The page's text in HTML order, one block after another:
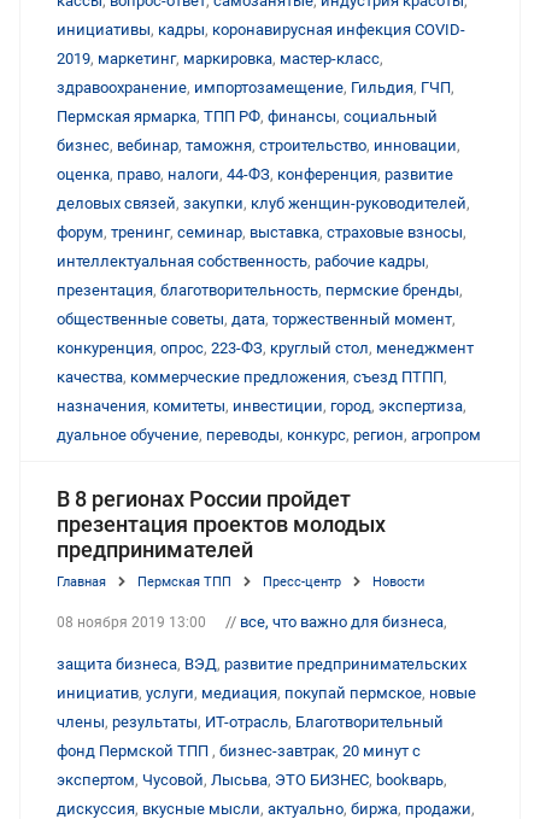
инициативы, кадры, коронавирусная инфекция COVID-
2019, маркетинг, маркировка, мастер-класс,
здравоохранение, импортозамещение, Гильдия, ГЧП,
Пермская ярмарка, ТПП РФ, финансы, социальный
бизнес, вебинар, таможня, строительство, инновации,
оценка, право, налоги, 44-ФЗ, конференция, развитие
деловых связей, закупки, клуб женщин-руководителей,
форум, тренинг, семинар, выставка, страховые взносы,
интеллектуальная собственность, рабочие кадры,
презентация, благотворительность, пермские бренды,
общественные советы, дата, торжественный момент,
конкуренция, опрос, 223-ФЗ, круглый стол, менеджмент
качества, коммерческие предложения, съезд ПТПП,
назначения, комитеты, инвестиции, город, экспертиза,
дуальное обучение, переводы, конкурс, регион, агропром
В 8 регионах России пройдет
презентация проектов молодых
предпринимателей
Главная Пермская ТПП Пресс-центр Новости
08 ноября 2019 13:00 // все, что важно для бизнеса,
защита бизнеса, ВЭД, развитие предпринимательских
инициатив, услуги, медиация, покупай пермское, новые
члены, результаты, ИТ-отрасль, Благотворительный
фонд Пермской ТПП , бизнес-завтрак, 20 минут с
экспертом, Чусовой, Лысьва, ЭТО БИЗНЕС, bookварь,
дискуссия, вкусные мысли, актуально, биржа, продажи,